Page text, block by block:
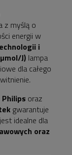
z myślą o
energii w
i
J) lampa
dla całego
oraz
gwarantuje
idealne dla
oraz